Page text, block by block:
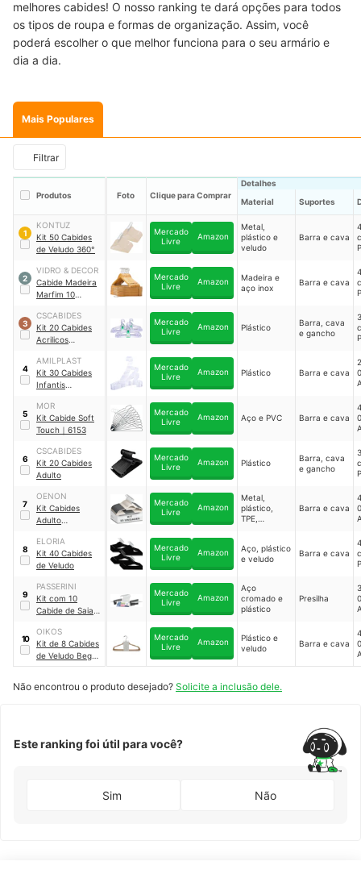
melhores cabides! O nosso ranking te dará opções para todos
os tipos de roupa e formas de organização. Assim, você
poderá escolher o que melhor funciona para o seu armário e
dia a dia.
Mais Populares
Filtrar
Produtos Foto Clique para Comprar
Detalhes
Material
Suportes
1
KONTUZ
Kit 50 Cabides
de Veludo 360°
Mercado
Livre
Amazon
Metal,
plástico e
veludo
Barra e cava
2
VIDRO & DECOR
Cabide Madeira
Marfim 10
Mercado
Livre
Amazon
Madeira e
aço inox
Barra e cava
3
CSCABIDES
Kit 20 Cabides
Acrilicos
Mercado
Livre
Amazon Plástico
Barra, cava
e gancho
4
AMILPLAST
Kit 30 Cabides
Infantis
Mercado
Livre
Amazon Plástico Barra e cava
5
MOR
Kit Cabide Soft
Touch ｜ 6153
Mercado
Livre
Amazon Aço e PVC Barra e cava
6
CSCABIDES
Kit 20 Cabides
Adulto
Mercado
Livre
Amazon Plástico
Barra, cava
e gancho
7
OENON
Kit Cabides
Adulto
Mercado
Livre
Amazon
Metal,
plástico,
TPE,
Barra e cava
8
ELORIA
Kit 40 Cabides
de Veludo
Mercado
Livre
Amazon
Aço, plástico
e veludo
Barra e cava
9
PASSERINI
Kit com 10
Cabide de Saia e
Mercado
Livre
Amazon
Aço
cromado e
plástico
Presilha
10
OIKOS
Kit de 8 Cabides
de Veludo Bege
Ultrafinos｜
Mercado
Livre
Amazon
Plástico e
veludo
Barra e cava
Não encontrou o produto desejado? Solicite a inclusão dele.
Este ranking foi útil para você?
Sim Não